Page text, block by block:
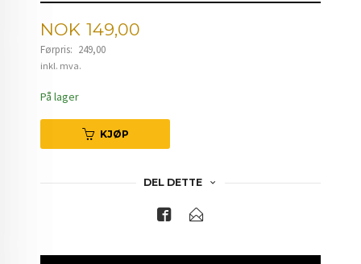
Tilbud
NOK 149,00
Førpris: 249,00
Rabatt
inkl. mva.
På lager
KJØP
DEL DETTE